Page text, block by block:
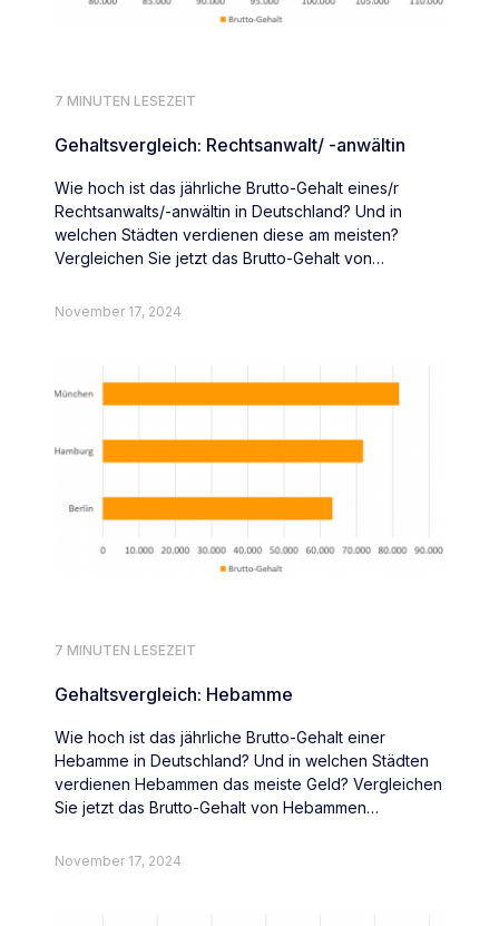
7 MINUTEN LESEZEIT
Gehaltsvergleich: Rechtsanwalt/ -anwältin
Wie hoch ist das jährliche Brutto-Gehalt eines/r
Rechtsanwalts/-anwältin in Deutschland? Und in
welchen Städten verdienen diese am meisten?
Vergleichen Sie jetzt das Brutto-Gehalt von
November 17, 2024
7 MINUTEN LESEZEIT
Gehaltsvergleich: Hebamme
Wie hoch ist das jährliche Brutto-Gehalt einer
Hebamme in Deutschland? Und in welchen Städten
verdienen Hebammen das meiste Geld? Vergleichen
Sie jetzt das Brutto-Gehalt von Hebammen
November 17, 2024